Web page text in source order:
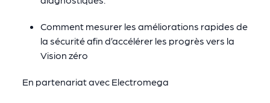
Comment mesurer les améliorations rapides de
la sécurité afin d’accélérer les progrès vers la
Vision zéro
En partenariat avec Electromega